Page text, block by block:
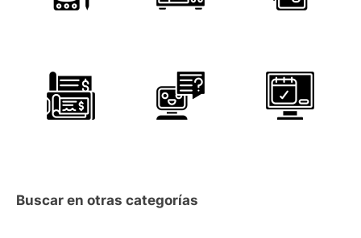
Buscar en otras categorías